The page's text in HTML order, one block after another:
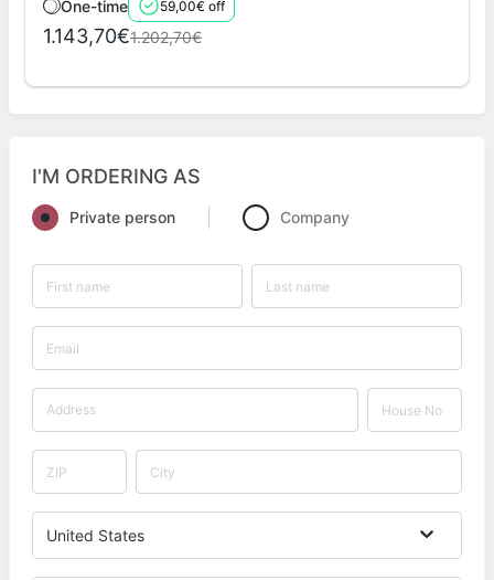
One-time 59,00€ off
1.143,70€1.202,70€
I'M ORDERING AS
Private person Company
United States